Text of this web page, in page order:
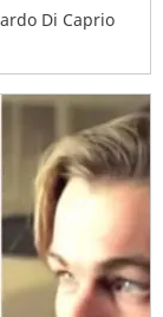
Di Caprio